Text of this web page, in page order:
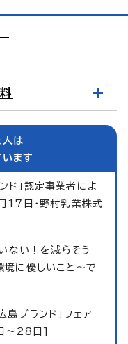
人は
ます
ド」認定事業者によ
17日・野村乳業株式
ない！を減らそう
に優しいこと～で
島ブランド」フェア
～28日]